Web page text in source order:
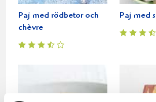
Paj med rödbetor och
chèvre
Paj med